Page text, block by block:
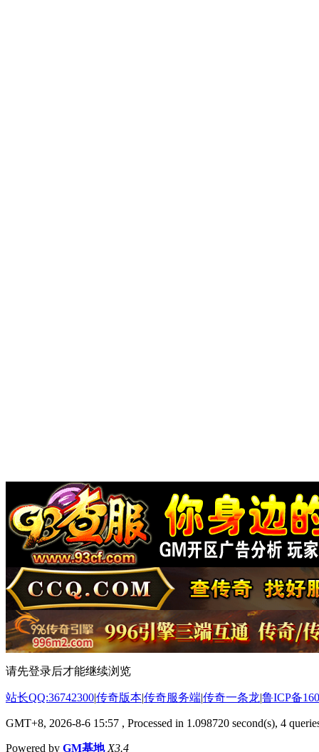
请先登录后才能继续浏览
站长QQ:36742300|传奇版本|传奇服务端|传奇一条龙|鲁ICP备
GMT+8, 2026-8-6 15:57 , Processed in 1.098720 second(s), 4
Powered by GM基地 X3.4